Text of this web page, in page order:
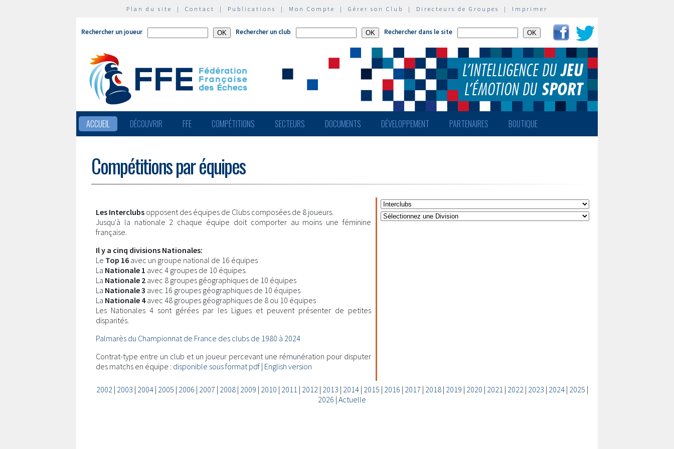
Plan du site | Contact | Publications | Mon Compte | Gérer son Club | Directeurs de Groupes | Imprimer
Rechercher un joueur Rechercher un club Rechercher dans le site
ACCUEIL DÉCOUVRIR FFE COMPÉTITIONS SECTEURS DOCUMENTS DÉVELOPPEMENT PARTENAIRES BOUTIQUE
Compétitions par équipes
Les Interclubs opposent des équipes de Clubs composées de 8 joueurs.
Jusqu'à la nationale 2 chaque équipe doit comporter au moins une féminine
française.
Il y a cinq divisions Nationales:
Le Top 16 avec un groupe national de 16 équipes
La Nationale 1 avec 4 groupes de 10 équipes.
La Nationale 2 avec 8 groupes géographiques de 10 équipes
La Nationale 3 avec 16 groupes géographiques de 10 équipes
La Nationale 4avec 48 groupes géographiques de 8 ou 10 équipes
Les Nationales 4 sont gérées par les Ligues et peuvent présenter de petites
disparités.
Palmarès du Championnat de France des clubs de 1980 à 2024
Contrat-type entre un club et un joueur percevant une rémunération pour disputer
des matchs en équipe : disponible sous format pdf | English version
2002| 2003 | 2004| 2005 | 2006 | 2007 | 2008| 2009 | 2010 | 2011 | 2012| 2013 | 2014| 2015 | 2016 | 2017 | 2018| 2019 | 2020 | 2021 | 2022| 2023 | 2024| 2025 |
2026 | Actuelle